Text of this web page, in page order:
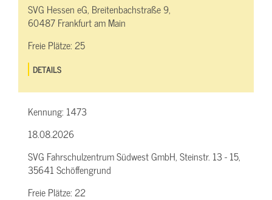
SVG Hessen eG, Breitenbachstraße 9,
60487 Frankfurt am Main
Freie Plätze:25
DETAILS
Kennung: 1473
18.08.2026
SVG Fahrschulzentrum Südwest GmbH, Steinstr. 13 - 15,
35641 Schöffengrund
Freie Plätze:22